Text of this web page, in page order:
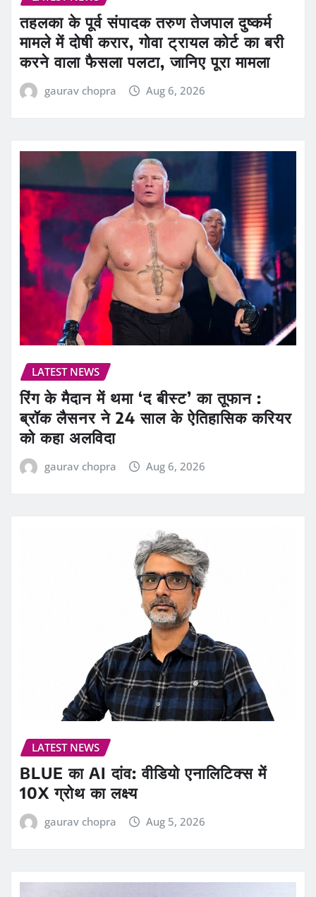
तहलका के पूर्व संपादक तरुण तेजपाल दुष्कर्म
मामले में दोषी करार, गोवा ट्रायल कोर्ट का बरी
करने वाला फैसला पलटा, जानिए पूरा मामला
gaurav chopra Aug 6, 2026
LATEST NEWS
रिंग के मैदान में थमा ‘द बीस्ट’ का तूफान :
ब्रॉक लैसनर ने 24 साल के ऐतिहासिक करियर
को कहा अलविदा
gaurav chopra Aug 6, 2026
LATEST NEWS
BLUE का AI दांव: वीडियो एनालिटिक्स में
10X ग्रोथ का लक्ष्य
gaurav chopra Aug 5, 2026